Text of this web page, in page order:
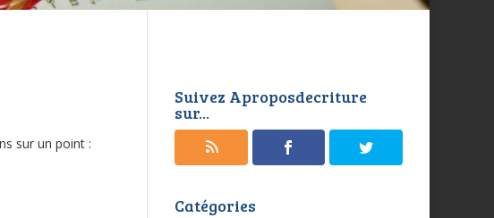
sur un point :
Suivez Aproposdecriture
sur...
Catégories